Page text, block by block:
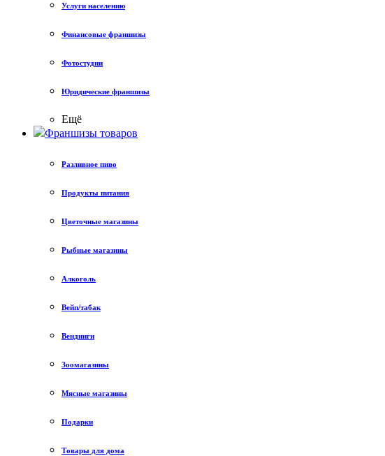
Услуги населению
Финансовые франшизы
Фотостудии
Юридические франшизы
Ещё
Франшизы товаров
Разливное пиво
Продукты питания
Цветочные магазины
Рыбные магазины
Алкоголь
Вейп/табак
Вендинги
Зоомагазины
Мясные магазины
Подарки
Товары для дома